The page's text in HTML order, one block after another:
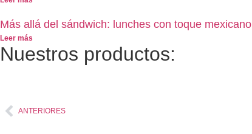
Más allá del sándwich: lunches con toque mexicano
Leer más
Nuestros productos:
ANTERIORES